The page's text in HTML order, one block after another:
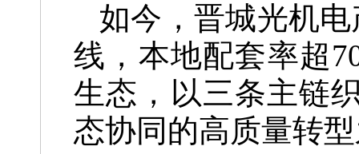
如今，晋城光机
线，本地配套率超
生态，以三条主链
态协同的高质量转